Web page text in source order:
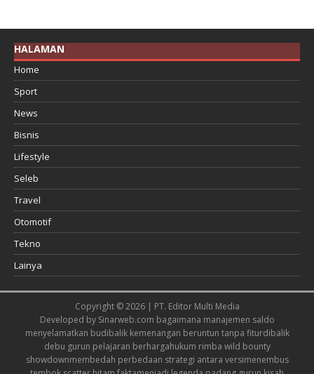
HALAMAN
Home
Sport
News
Bisnis
Lifestyle
Seleb
Travel
Otomotif
Tekno
Lainya
Copyright © 2026 | PT. Editor Multi Media
Developed by Sinarweb.com bagaimana manajemen saldo
menyelamatkan budibalik kemenangan beruntun tanpa fiturdibalik
debu gurun pelajaran berhargahukum rimba wild bounty
showdownmembedah perbedaan strategi antara versimenembus